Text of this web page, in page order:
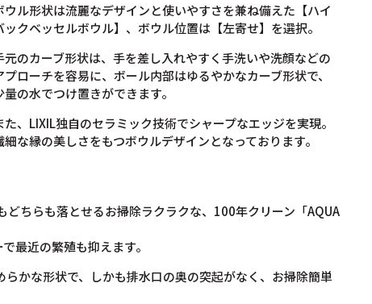
ウル形状は流麗なデザインと使いやすさを兼ね備えた【ハイ
ックベッセルボウル】、ボウル位置は【左寄せ】を選択。
元のカーブ形状は、手を差し入れやすく手洗いや洗顔などの
プローチを容易に、ボール内部はゆるやかなカーブ形状で、
量の水でつけ置きができます。
た、LIXIL独自のセラミック技術でシャープなエッジを実現。
細な縁の美しさをもつボウルデザインとなっております。
ちらも落とせるお掃除ラクラクな、100年クリーン「AQUA
最近の繁殖も抑えます。
かな形状で、しかも排水口の奥の突起がなく、お掃除簡単